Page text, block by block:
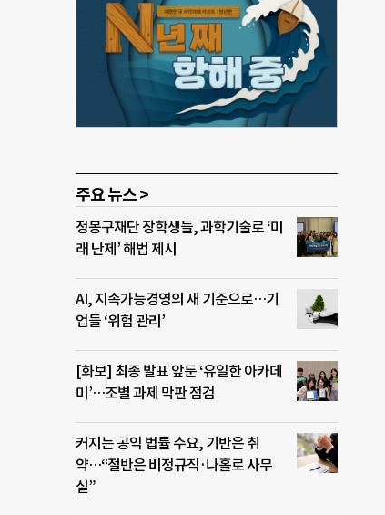
주요 뉴스 >
정몽구재단 장학생들, 과학기술로 ‘미
래 난제’ 해법 제시
AI, 지속가능경영의 새 기준으로…기
업들 ‘위험 관리’
[화보] 최종 발표 앞둔 ‘유일한 아카데
미’…조별 과제 막판 점검
커지는 공익 법률 수요, 기반은 취
약…“절반은 비정규직·나홀로 사무
실”